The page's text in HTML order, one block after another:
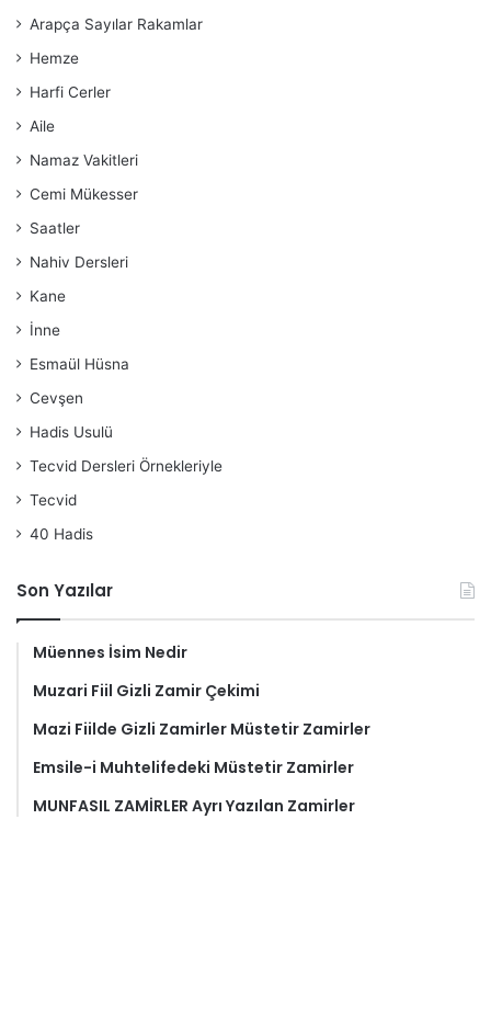
Arapça Sayılar Rakamlar
Hemze
Harfi Cerler
Aile
Namaz Vakitleri
Cemi Mükesser
Saatler
Nahiv Dersleri
Kane
İnne
Esmaül Hüsna
Cevşen
Hadis Usulü
Tecvid Dersleri Örnekleriyle
Tecvid
40 Hadis
Son Yazılar
Müennes İsim Nedir
Muzari Fiil Gizli Zamir Çekimi
Mazi Fiilde Gizli Zamirler Müstetir Zamirler
Emsile-i Muhtelifedeki Müstetir Zamirler
MUNFASIL ZAMİRLER Ayrı Yazılan Zamirler